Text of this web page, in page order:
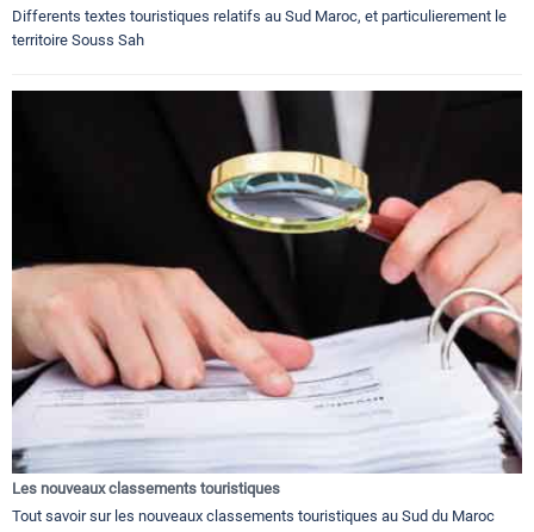
Differents textes touristiques relatifs au Sud Maroc, et particulierement le
territoire Souss Sah
Les nouveaux classements touristiques
Tout savoir sur les nouveaux classements touristiques au Sud du Maroc